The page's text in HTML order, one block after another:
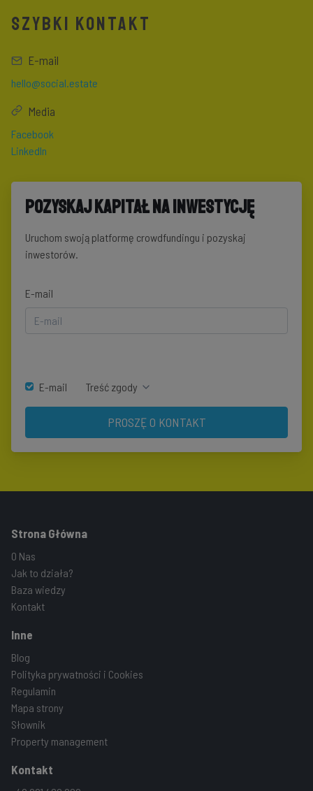
Pozyskaj kapitał na inwestycję
Uruchom swoją platformę crowdfundingu i pozyskaj
inwestorów.
E-mail
E-mail Treść zgody
PROSZĘ O KONTAKT
SZYBKI KONTAKT
E-mail
hello@social.estate
Media
Facebook
LinkedIn
Strona Główna
O Nas
Jak to działa?
Baza wiedzy
Kontakt
Inne
Blog
Polityka prywatności i Cookies
Regulamin
Mapa strony
Słownik
Property management
Kontakt